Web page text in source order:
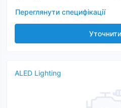
Переглянути специфікації
ALED Lighting